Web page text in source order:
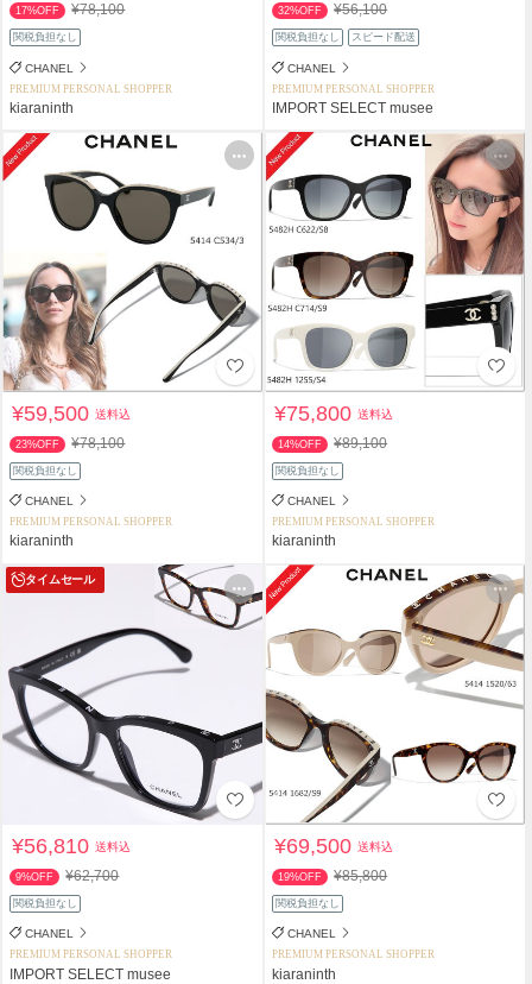
17%OFF ¥78,100
関税負担なし
CHANEL
PREMIUM PERSONAL SHOPPER
kiaraninth
32%OFF ¥56,100
関税負担なし スピード配送
CHANEL
PREMIUM PERSONAL SHOPPER
IMPORT SELECT musee
¥59,500送料込
23%OFF ¥78,100
関税負担なし
CHANEL
PREMIUM PERSONAL SHOPPER
kiaraninth
¥75,800送料込
14%OFF ¥89,100
関税負担なし
CHANEL
PREMIUM PERSONAL SHOPPER
kiaraninth
タイムセール
¥56,810送料込
9%OFF ¥62,700
関税負担なし
CHANEL
PREMIUM PERSONAL SHOPPER
IMPORT SELECT musee
¥69,500送料込
19%OFF ¥85,800
関税負担なし
CHANEL
PREMIUM PERSONAL SHOPPER
kiaraninth